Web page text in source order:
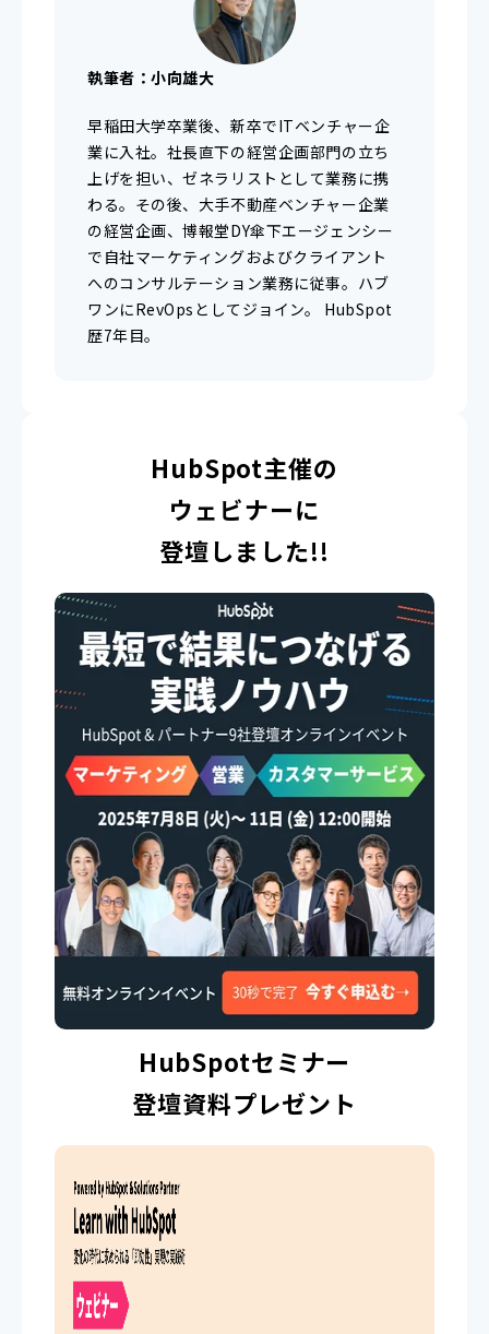
執筆者：小向雄大
早稲田大学卒業後、新卒でITベンチャー企
業に入社。社長直下の経営企画部門の立ち
上げを担い、ゼネラリストとして業務に携
わる。その後、大手不動産ベンチャー企業
の経営企画、博報堂DY傘下エージェンシー
で自社マーケティングおよびクライアント
へのコンサルテーション業務に従事。ハブ
ワンにRevOpsとしてジョイン。 HubSpot
歴7年目。
HubSpot主催の
ウェビナーに
登壇しました!!
HubSpotセミナー
登壇資料プレゼント